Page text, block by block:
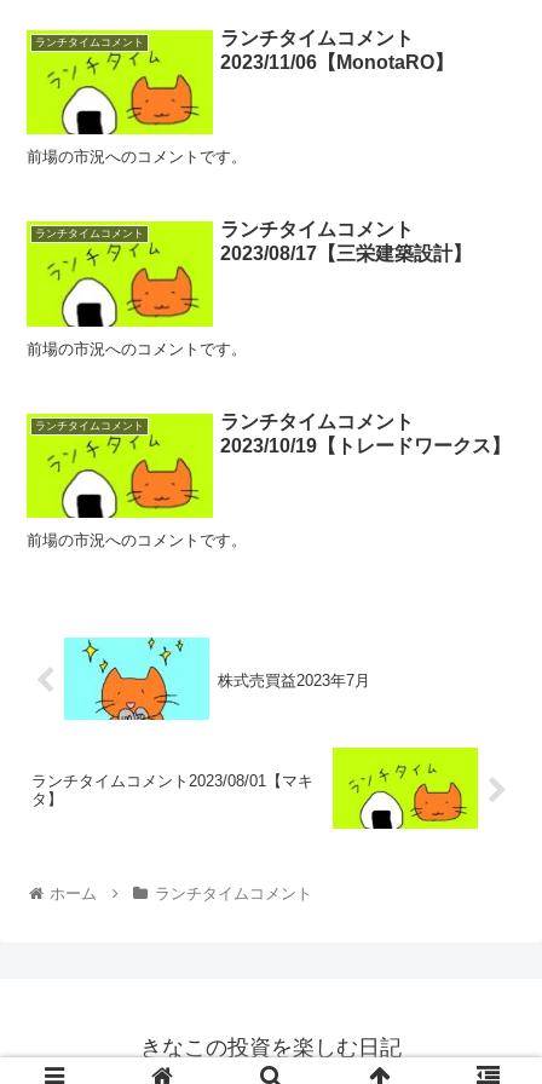
ランチタイムコメント
ランチタイムコメント
2023/11/06【MonotaRO】
前場の市況へのコメントです。
ランチタイムコメント
ランチタイムコメント
2023/08/17【三栄建築設計】
前場の市況へのコメントです。
ランチタイムコメント
ランチタイムコメント
2023/10/19【トレードワークス】
前場の市況へのコメントです。
株式売買益2023年7月
ランチタイムコメント2023/08/01【マキ
タ】
ホーム ランチタイムコメント
きなこの投資を楽しむ日記